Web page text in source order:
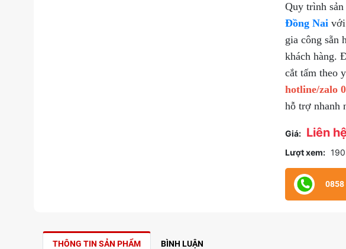
Quy trình sản
Đồng Nai với
gia công sẵn
khách hàng.
cắt tấm theo
hotline/zalo
hỗ trợ nhanh
Giá: Liên
Lượt xem:
0858
THÔNG TIN SẢN PHẨM BÌNH LUẬN